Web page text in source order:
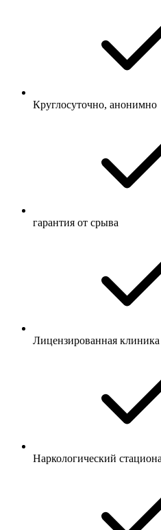
Круглосуточно, анонимно
гарантия от срыва
Лицензированная клиника
Наркологический